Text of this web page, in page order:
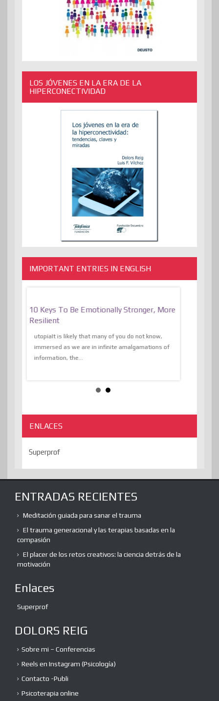
LOS JÓVENES EN LA ERA DE LA
HIPERCONECTIVIDAD
IMPORTANT ENTRIES IN ENGLISH
10 Keys To Be Emotionally Stronger, More
Resilient
utopiaIt is likely that many of you do not know,
immersed as we are in infinite amalgamations of
information, the...
ENLACES
Superprof
ENTRADAS RECIENTES
Meditación guiada para sanar el trauma
El trauma generacional y las terapias basadas en la
compasión
El placer de los retos creativos: la ciencia detrás de la
motivación
Enlaces
Superprof
DOLORS REIG
Sobre mi – Conferencias
Reels en Instagram (Psicología)
Contacto -Publi
Psicoterapia online